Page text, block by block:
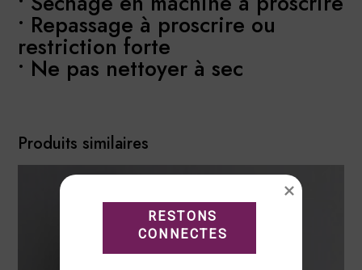
• Repassage à proscrire ou
restriction forte
• Ne pas nettoyer à sec
Produits similaires
RESTONS
CONNECTES